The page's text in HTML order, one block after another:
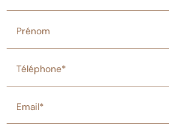
Prénom
Téléphone*
Email*